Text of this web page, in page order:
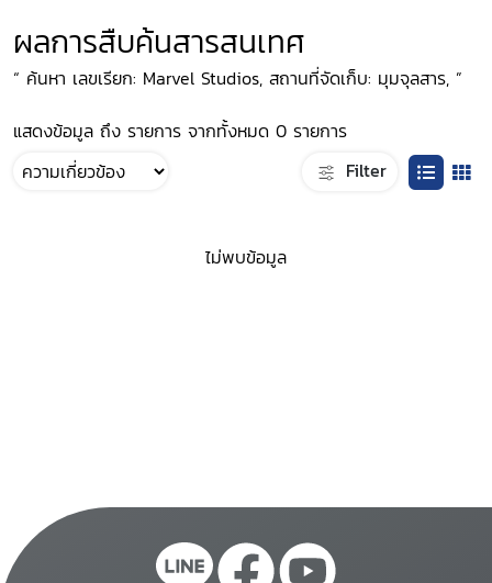
ผลการสืบค้นสารสนเทศ
“ ค้นหา เลขเรียก: Marvel Studios, สถานที่จัดเก็บ: มุมจุลสาร, ”
แสดงข้อมูล ถึง รายการ จากทั้งหมด 0 รายการ
Filter
ไม่พบข้อมูล